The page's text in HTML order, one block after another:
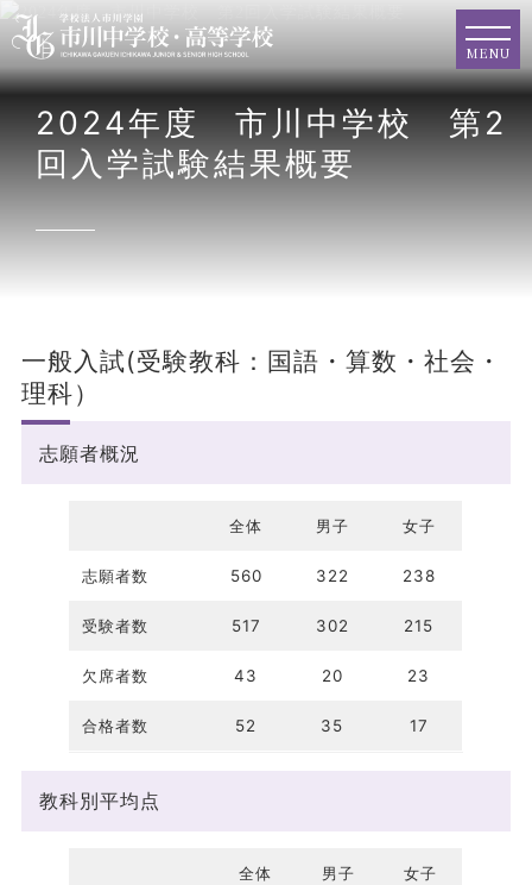
MENU
2024年度 市川中学校 第2
回入学試験結果概要
一般入試(受験教科：国語・算数・社会・
理科）
志願者概況
全体 男子 女子
志願者数 560 322 238
受験者数 517 302 215
欠席者数 43 20 23
合格者数 52 35 17
教科別平均点
全体 男子 女子